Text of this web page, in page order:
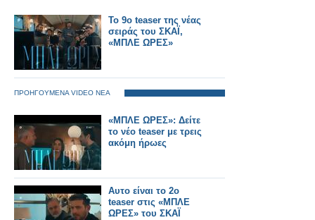
Το 9ο teaser της νέας
σειράς του ΣΚΑΪ,
«ΜΠΛΕ ΩΡΕΣ»
ΠΡΟΗΓΟΥΜΕΝΑ VIDEO ΝΕΑ
«ΜΠΛΕ ΩΡΕΣ»: Δείτε
το νέο teaser με τρεις
ακόμη ήρωες
Αυτο είναι το 2ο
teaser στις «ΜΠΛΕ
ΩΡΕΣ» του ΣΚΑΪ